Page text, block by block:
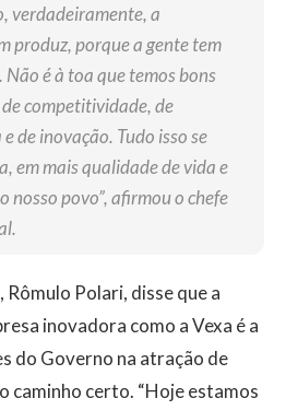
verdadeiramente, a
produz, porque a gente tem
Não é à toa que temos bons
competitividade, de
de inovação. Tudo isso se
em mais qualidade de vida e
nosso povo”, afirmou o chefe
Polari, disse que a
inovadora como a Vexa é a
do Governo na atração de
caminho certo. “Hoje estamos